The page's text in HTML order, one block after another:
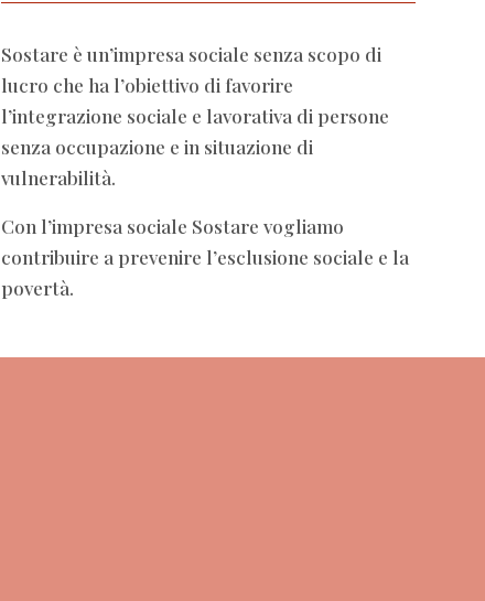
Sostare è un’impresa sociale senza scopo di
lucro che ha l’obiettivo di favorire
l’integrazione sociale e lavorativa di persone
senza occupazione e in situazione di
vulnerabilità.
Con l’impresa sociale Sostare vogliamo
contribuire a prevenire l’esclusione sociale e la
povertà.